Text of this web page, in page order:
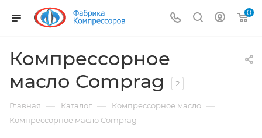
0
Компрессорное
масло Comprag
2
Главная — Каталог — Компрессорное масло —
Компрессорное масло Comprag